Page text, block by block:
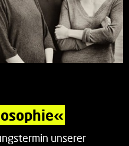
unserer